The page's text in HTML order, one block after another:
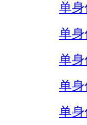
单
单
单身
单
单